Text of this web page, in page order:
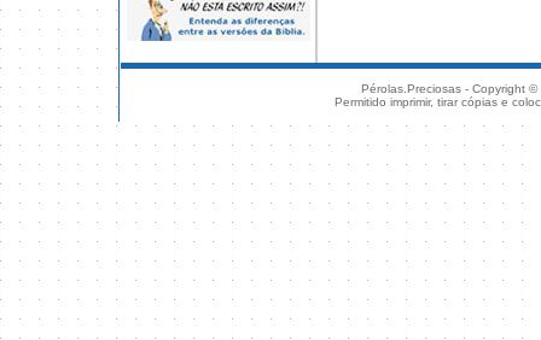
Pérolas.Preciosas - Copyright
Permitido imprimir, tirar cópias e